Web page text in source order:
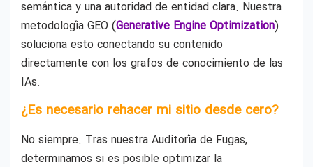
semántica y una autoridad de entidad clara. Nuestra
metodología GEO (Generative Engine Optimization)
soluciona esto conectando su contenido
directamente con los grafos de conocimiento de las
IAs.
¿Es necesario rehacer mi sitio desde cero?
No siempre. Tras nuestra Auditoría de Fugas,
determinamos si es posible optimizar la